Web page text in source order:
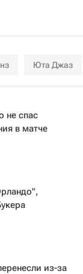
Юта Джаз
не спас
в матче
из-за